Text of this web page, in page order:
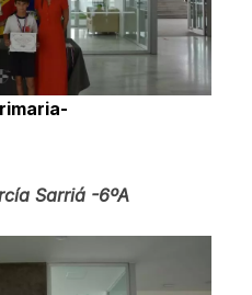
Sarriá -6ºA